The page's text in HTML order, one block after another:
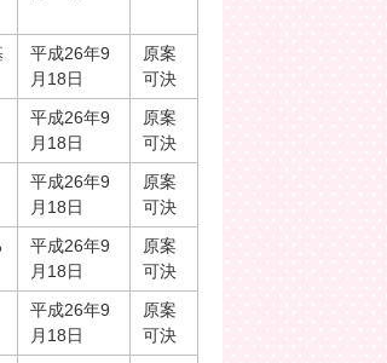
平成26年9
月18日
原案
可決
平成26年9
月18日
原案
可決
平成26年9
月18日
原案
可決
平成26年9
月18日
原案
可決
平成26年9
月18日
原案
可決